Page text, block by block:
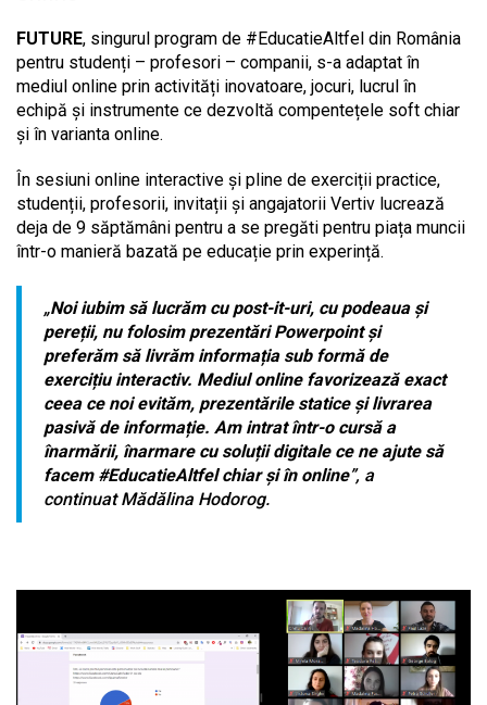
FUTURE, singurul program de #EducatieAltfel din România
pentru studenți – profesori – companii, s-a adaptat în
mediul online prin activități inovatoare, jocuri, lucrul în
echipă și instrumente ce dezvoltă compentețele soft chiar
și în varianta online.
În sesiuni online interactive și pline de exerciții practice,
studenții, profesorii, invitații și angajatorii Vertiv lucrează
deja de 9 săptămâni pentru a se pregăti pentru piața muncii
într-o manieră bazată pe educație prin experință.
„Noi iubim să lucrăm cu post-it-uri, cu podeaua și
pereții, nu folosim prezentări Powerpoint și
preferăm să livrăm informația sub formă de
exercițiu interactiv. Mediul online favorizează exact
ceea ce noi evităm, prezentările statice și livrarea
pasivă de informație. Am intrat într-o cursă a
înarmării, înarmare cu soluții digitale ce ne ajute să
facem #EducatieAltfel chiar și în online”, a
continuat Mădălina Hodorog.